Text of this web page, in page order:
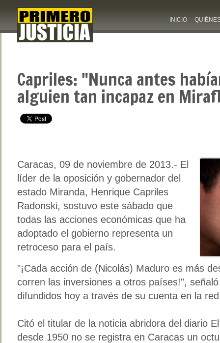
INICIO
Capriles: "Nunca antes
alguien tan incapaz en
Caracas, 09 de noviembre de 2013.- El
líder de la oposición y gobernador del
estado Miranda, Henrique Capriles
Radonski, sostuvo este sábado que
todas las acciones económicas que ha
adoptado el gobierno representa un
retroceso para el país.
"¡Cada acción de (Nicolás) Maduro es más
corren las inversiones a otros países!",
difundidos hoy a través de su cuenta en la
Citó el titular de la noticia abridora del diario
desde 1950 no se registra en Caracas un